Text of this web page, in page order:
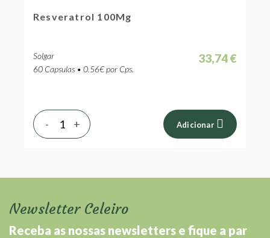
Resveratrol 100Mg
Solgar
60 Capsulas • 0.56€ por Cps.
33,74 €
+
- Adicionar
Newsletter Celeiro
Receba as nossas newsletters e fique a par